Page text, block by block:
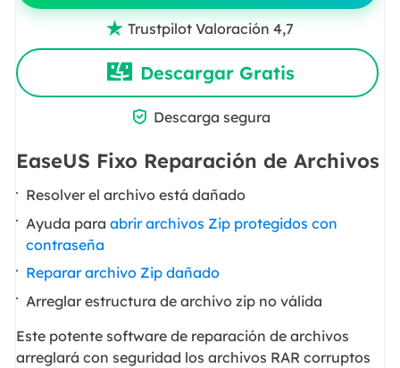
 Trustpilot Valoración 4,7
Descargar Gratis
 Descarga segura
EaseUS Fixo Reparación de Archivos
Resolver el archivo está dañado
Ayuda paraabrir archivos Zip protegidos con
contraseña
Reparar archivo Zip dañado
Arreglar estructura de archivo zip no válida
Este potente software de reparación de archivos
arreglará con seguridad los archivos RAR corruptos